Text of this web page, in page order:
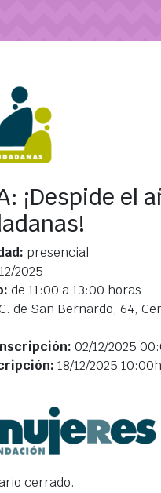
¡Despide el
presencial
2025
de 11:00 a 13:00 horas
de San Bernardo, 64,
02/12/2025
18/12/2025 10:00h
cerrado.